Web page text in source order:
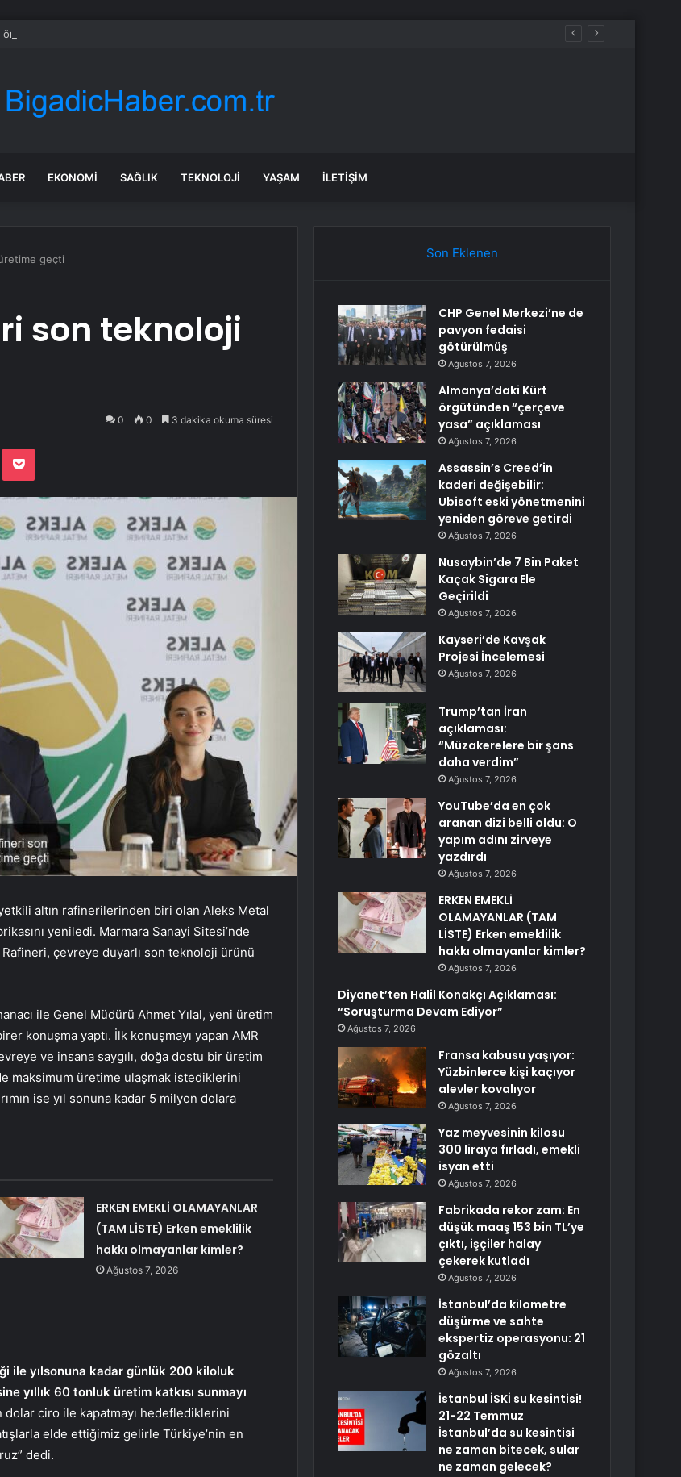
“çerçeve yasa” açıklaması
EKONOMI SAĞLIK TEKNOLOJI YAŞAM İLETIŞIM
geçti
son teknoloji
0 0 3 dakika okuma süresi
Pocket
altın rafinerilerinden biri olan Aleks Metal
yeniledi. Marmara Sanayi Sitesi’nde
çevreye duyarlı son teknoloji ürünü
ile Genel Müdürü Ahmet Yılal, yeni üretim
konuşma yaptı. İlk konuşmayı yapan AMR
ve insana saygılı, doğa dostu bir üretim
maksimum üretime ulaşmak istediklerini
ise yıl sonuna kadar 5 milyon dolara
ERKEN EMEKLİ OLAMAYANLAR
(TAM LİSTE) Erken emeklilik
hakkı olmayanlar kimler?
Ağustos 7, 2026
ile yılsonuna kadar günlük 200 kiloluk
yıllık 60 tonluk üretim katkısı sunmayı
dolar ciro ile kapatmayı hedeflediklerini
elde ettiğimiz gelirle Türkiye’nin en
dedi.
Son Eklenen
CHP Genel Merkezi’ne de
pavyon fedaisi
götürülmüş
Ağustos 7, 2026
Almanya’daki Kürt
örgütünden “çerçeve
yasa” açıklaması
Ağustos 7, 2026
Assassin’s Creed’in
kaderi değişebilir:
Ubisoft eski yönetmenini
yeniden göreve getirdi
Ağustos 7, 2026
Nusaybin’de 7 Bin Paket
Kaçak Sigara Ele
Geçirildi
Ağustos 7, 2026
Kayseri’de Kavşak
Projesi İncelemesi
Ağustos 7, 2026
Trump’tan İran
açıklaması:
“Müzakerelere bir şans
daha verdim”
Ağustos 7, 2026
YouTube’da en çok
aranan dizi belli oldu: O
yapım adını zirveye
yazdırdı
Ağustos 7, 2026
ERKEN EMEKLİ
OLAMAYANLAR (TAM
LİSTE) Erken emeklilik
hakkı olmayanlar kimler?
Ağustos 7, 2026
Diyanet’ten Halil Konakçı Açıklaması:
“Soruşturma Devam Ediyor”
Ağustos 7, 2026
Fransa kabusu yaşıyor:
Yüzbinlerce kişi kaçıyor
alevler kovalıyor
Ağustos 7, 2026
Yaz meyvesinin kilosu
300 liraya fırladı, emekli
isyan etti
Ağustos 7, 2026
Fabrikada rekor zam: En
düşük maaş 153 bin TL’ye
çıktı, işçiler halay
çekerek kutladı
Ağustos 7, 2026
İstanbul’da kilometre
düşürme ve sahte
ekspertiz operasyonu: 21
gözaltı
Ağustos 7, 2026
İstanbul İSKİ su kesintisi!
21-22 Temmuz
İstanbul’da su kesintisi
ne zaman bitecek, sular
ne zaman gelecek?